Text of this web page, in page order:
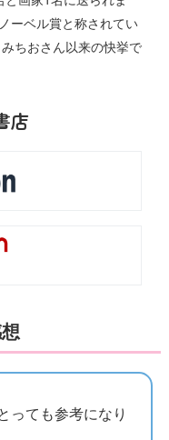
ーベル賞と称されてい
ちおさん以来の快挙で
店
っても参考になり